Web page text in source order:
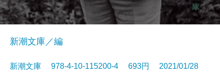
新潮文庫／編
新潮文庫 978-4-10-115200-4 693円 2021/01/28